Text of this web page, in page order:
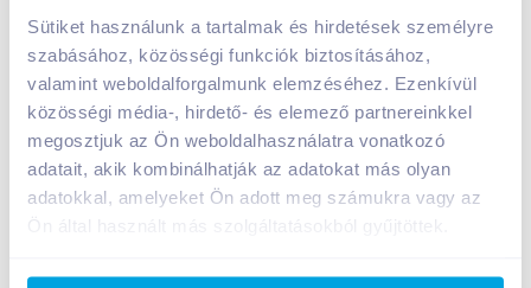
Sütiket használunk a tartalmak és hirdetések személyre
szabásához, közösségi funkciók biztosításához,
valamint weboldalforgalmunk elemzéséhez. Ezenkívül
közösségi média-, hirdető- és elemező partnereinkkel
megosztjuk az Ön weboldalhasználatra vonatkozó
adatait, akik kombinálhatják az adatokat más olyan
adatokkal, amelyeket Ön adott meg számukra vagy az
Ön által használt más szolgáltatásokból gyűjtöttek.
Vivil Creme Life cukorka 40 g latte macchiato izű,
cukormentes
A termék jelenleg nem elérhető
Bevásárlólistához adom Értesíts, ha olcsóbb!